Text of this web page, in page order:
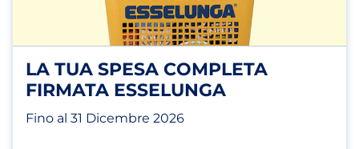
LA TUA SPESA COMPLETA
FIRMATA ESSELUNGA
Fino al 31 Dicembre 2026